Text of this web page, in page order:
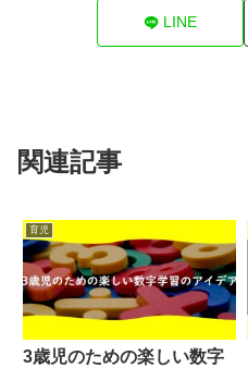
LINE
関連記事
育児
3歳児のための楽しい数字